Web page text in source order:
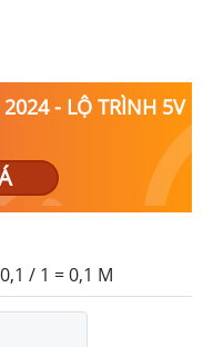
- LỘ TRÌNH 5V
/ 1 = 0,1 M